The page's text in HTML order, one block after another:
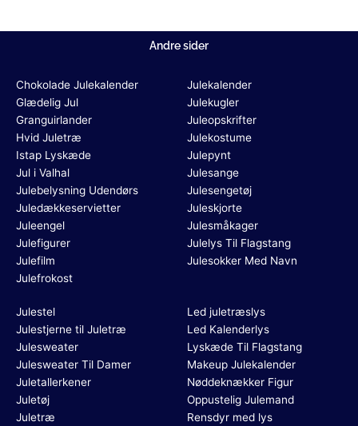
Andre sider
Chokolade Julekalender
Glædelig Jul
Granguirlander
Hvid Juletræ
Istap Lyskæde
Jul i Valhal
Julebelysning Udendørs
Juledækkeservietter
Juleengel
Julefigurer
Julefilm
Julefrokost
Julekalender
Julekugler
Juleopskrifter
Julekostume
Julepynt
Julesange
Julesengetøj
Juleskjorte
Julesmåkager
Julelys Til Flagstang
Julesokker Med Navn
Julestel
Julestjerne til Juletræ
Julesweater
Julesweater Til Damer
Juletallerkener
Juletøj
Juletræ
Led juletræslys
Led Kalenderlys
Lyskæde Til Flagstang
Makeup Julekalender
Nøddeknækker Figur
Oppustelig Julemand
Rensdyr med lys